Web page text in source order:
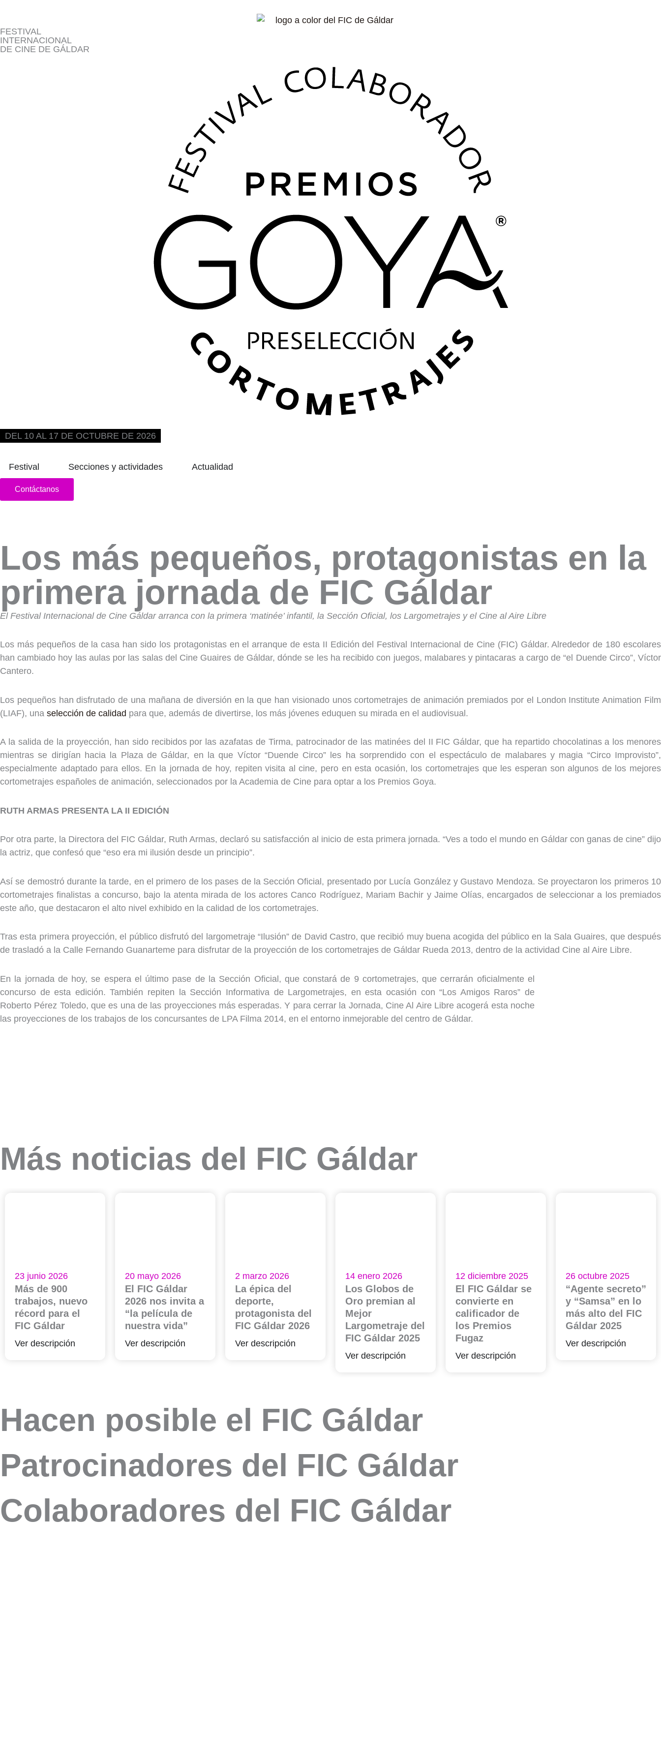
contenido
FESTIVAL
INTERNACIONAL
DE CINE DE GÁLDAR
DEL 10 AL 17 DE OCTUBRE DE 2026
Festival Abrir FestivalSecciones y actividades Abrir Secciones y actividades
Actualidad
Contáctanos
Los más pequeños, protagonistas en la
primera jornada de FIC Gáldar
El Festival Internacional de Cine Gáldar arranca con la primera ‘matinée’ infantil, la Sección Oficial, los Largometrajes y el Cine al Aire Libre
Los más pequeños de la casa han sido los protagonistas en el arranque de esta II Edición del Festival Internacional de Cine (FIC) Gáldar. Alrededor de 180 escolares
han cambiado hoy las aulas por las salas del Cine Guaires de Gáldar, dónde se les ha recibido con juegos, malabares y pintacaras a cargo de “el Duende Circo”, Víctor
Cantero.
Los pequeños han disfrutado de una mañana de diversión en la que han visionado unos cortometrajes de animación premiados por el London Institute Animation Film
(LIAF), una selección de calidad para que, además de divertirse, los más jóvenes eduquen su mirada en el audiovisual.
A la salida de la proyección, han sido recibidos por las azafatas de Tirma, patrocinador de las matinées del II FIC Gáldar, que ha repartido chocolatinas a los menores
mientras se dirigían hacia la Plaza de Gáldar, en la que Víctor “Duende Circo” les ha sorprendido con el espectáculo de malabares y magia “Circo Improvisto”,
especialmente adaptado para ellos. En la jornada de hoy, repiten visita al cine, pero en esta ocasión, los cortometrajes que les esperan son algunos de los mejores
cortometrajes españoles de animación, seleccionados por la Academia de Cine para optar a los Premios Goya.
RUTH ARMAS PRESENTA LA II EDICIÓN
Por otra parte, la Directora del FIC Gáldar, Ruth Armas, declaró su satisfacción al inicio de esta primera jornada. “Ves a todo el mundo en Gáldar con ganas de cine” dijo
la actriz, que confesó que “eso era mi ilusión desde un principio”.
Así se demostró durante la tarde, en el primero de los pases de la Sección Oficial, presentado por Lucía González y Gustavo Mendoza. Se proyectaron los primeros 10
cortometrajes finalistas a concurso, bajo la atenta mirada de los actores Canco Rodríguez, Mariam Bachir y Jaime Olías, encargados de seleccionar a los premiados
este año, que destacaron el alto nivel exhibido en la calidad de los cortometrajes.
Tras esta primera proyección, el público disfrutó del largometraje “Ilusión” de David Castro, que recibió muy buena acogida del público en la Sala Guaires, que después
de trasladó a la Calle Fernando Guanarteme para disfrutar de la proyección de los cortometrajes de Gáldar Rueda 2013, dentro de la actividad Cine al Aire Libre.
En la jornada de hoy, se espera el último pase de la Sección Oficial, que constará de 9 cortometrajes, que cerrarán oficialmente el
concurso de esta edición. También repiten la Sección Informativa de Largometrajes, en esta ocasión con “Los Amigos Raros” de
Roberto Pérez Toledo, que es una de las proyecciones más esperadas. Y para cerrar la Jornada, Cine Al Aire Libre acogerá esta noche
las proyecciones de los trabajos de los concursantes de LPA Filma 2014, en el entorno inmejorable del centro de Gáldar.
Más noticias del FIC Gáldar
23 junio 2026
Más de 900
trabajos, nuevo
récord para el
FIC Gáldar
Ver descripción
20 mayo 2026
El FIC Gáldar
2026 nos invita a
“la película de
nuestra vida”
Ver descripción
2 marzo 2026
La épica del
deporte,
protagonista del
FIC Gáldar 2026
Ver descripción
14 enero 2026
Los Globos de
Oro premian al
Mejor
Largometraje del
FIC Gáldar 2025
Ver descripción
12 diciembre 2025
El FIC Gáldar se
convierte en
calificador de
los Premios
Fugaz
Ver descripción
26 octubre 2025
“Agente secreto”
y “Samsa” en lo
más alto del FIC
Gáldar 2025
Ver descripción
Hacen posible el FIC Gáldar
Patrocinadores del FIC Gáldar​
Colaboradores del FIC Gáldar